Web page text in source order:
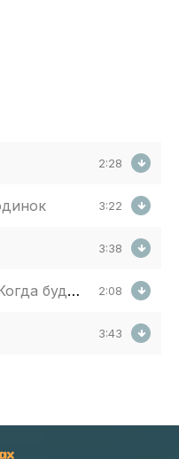
2:28
3:22
3:38
будем вдвоем 2:08
3:43